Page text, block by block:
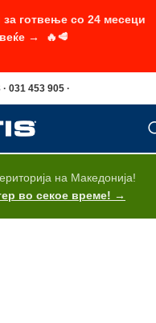
031 453 905 ·
на Македонија!
во секое време! →
готвење со 24 месеци
→ 🔥🥩